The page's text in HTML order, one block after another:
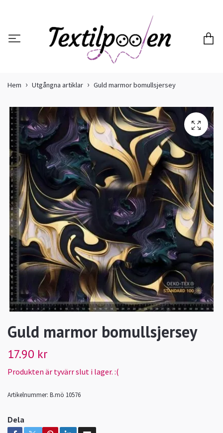
Hem Utgångna artiklar Guld marmor bomullsjersey
Guld marmor bomullsjersey
17.90 kr
Produkten är tyvärr slut i lager. :(
Artikelnummer: B.mö 10576
Dela